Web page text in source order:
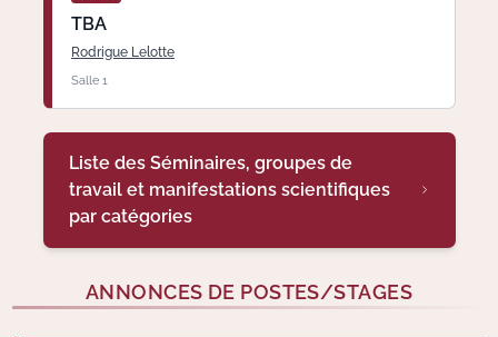
TBA
Rodrigue Lelotte
Salle 1
Liste des Séminaires, groupes de
travail et manifestations scientifiques
par catégories
ANNONCES DE POSTES/STAGES